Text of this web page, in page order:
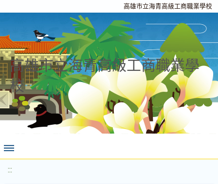
高雄市立海青高級工商職業學校
高雄市立海青高級工商職業學
校
:::